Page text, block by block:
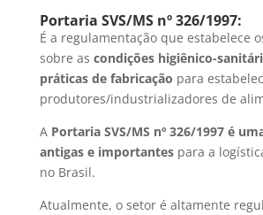
Portaria SVS/MS nº 326/1997:
É a regulamentação que estabelece
sobre as condições higiênico-
práticas de fabricação para
produtores/industrializadores de
A Portaria SVS/MS nº 326/1997 é
antigas e importantes para a
no Brasil.
Atualmente, o setor é altamente